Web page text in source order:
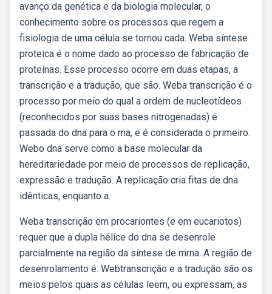
avanço da genética e da biologia molecular, o
conhecimento sobre os processos que regem a
fisiologia de uma célula se tornou cada. Weba síntese
proteica é o nome dado ao processo de fabricação de
proteínas. Esse processo ocorre em duas etapas, a
transcrição e a tradução, que são. Weba transcrição é o
processo por meio do qual a ordem de nucleotídeos
(reconhecidos por suas bases nitrogenadas) é
passada do dna para o rna, e é considerada o primeiro.
Webo dna serve como a base molecular da
hereditariedade por meio de processos de replicação,
expressão e tradução. A replicação cria fitas de dna
idênticas, enquanto a.
Weba transcrição em procariontes (e em eucariotos)
requer que a dupla hélice do dna se desenrole
parcialmente na região da síntese de mrna. A região de
desenrolamento é. Webtranscrição e a tradução são os
meios pelos quais as células leem, ou expressam, as